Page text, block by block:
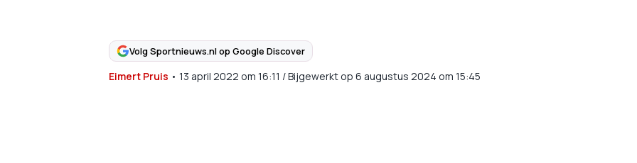
Volg Sportnieuws.nl op Google Discover
Eimert Pruis • 13 april 2022 om 16:11 /Bijgewerkt op 6 augustus 2024 om 15:45